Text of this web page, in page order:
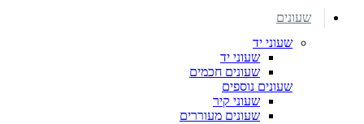
שעונים
שעוני יד
שעוני יד
שעונים חכמים
שעונים נוספים
שעוני קיר
שעונים מעוררים